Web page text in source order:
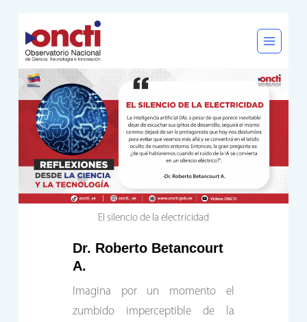
al
contenido
El silencio de la electricidad
Dr. Roberto Betancourt
A.
Imagina por un momento el
zumbido imperceptible de la